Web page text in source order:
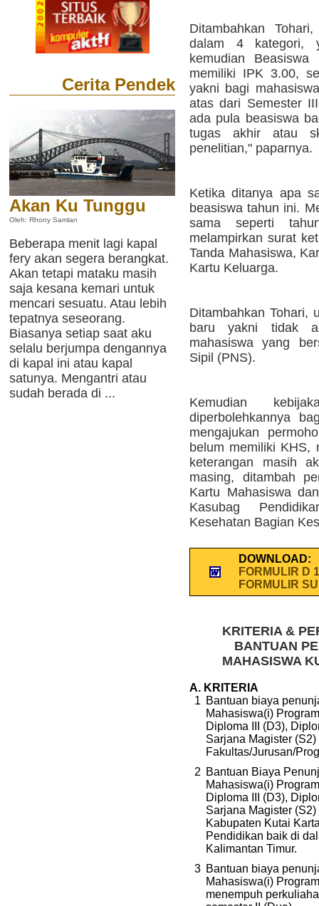
Cerita Pendek
Akan Ku Tunggu
Oleh: Rhony Samlan
Beberapa menit lagi kapal
fery akan segera berangkat.
Akan tetapi mataku masih
saja kesana kemari untuk
mencari sesuatu. Atau lebih
tepatnya seseorang.
Biasanya setiap saat aku
selalu berjumpa dengannya
di kapal ini atau kapal
satunya. Mengantri atau
sudah berada di ...
Ditambahkan
dalam 4 kategori,
kemudian
memiliki IPK 3.00,
yakni bagi
atas dari Semester
ada pula beasiswa
tugas akhir atau
penelitian," paparnya.
Ketika ditanya apa
beasiswa tahun ini.
sama seperti
melampirkan surat
Tanda Mahasiswa,
Kartu Keluarga.
Ditambahkan Tohari,
baru yakni tidak
mahasiswa yang
Sipil (PNS).
Kemudian
diperbolehkannya
mengajukan
belum memiliki KHS,
keterangan masih
masing, ditambah
Kartu Mahasiswa
Kasubag
Kesehatan Bagian
DOWNLOAD:
FORMULIR D
FORMULIR
KRITERIA &
BANTUAN
MAHASISWA
A. KRITERIA
1 Bantuan biaya
Mahasiswa(i)
Diploma III (D3),
Sarjana Magister
Fakultas/Jurusan/
2 Bantuan Biaya
Mahasiswa(i)
Diploma III (D3),
Sarjana Magister
Kabupaten Kutai
Pendidikan baik di
Kalimantan Timur.
3 Bantuan biaya
Mahasiswa(i)
menempuh